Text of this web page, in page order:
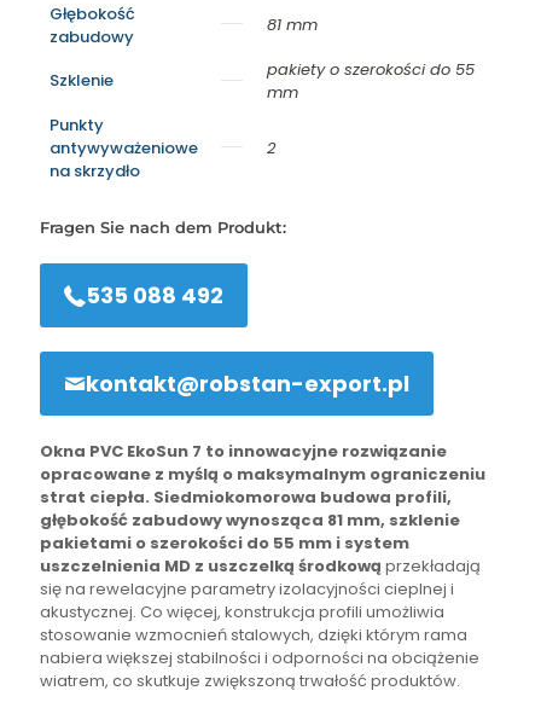
Głębokość
zabudowy
81 mm
Szklenie
pakiety o szerokości do 55
mm
Punkty
antywyważeniowe
na skrzydło
2
Fragen Sie nach dem Produkt:
535 088 492
kontakt@robstan-export.pl
Okna PVC EkoSun 7 to innowacyjne rozwiązanie
opracowane z myślą o maksymalnym ograniczeniu
strat ciepła. Siedmiokomorowa budowa profili,
głębokość zabudowy wynosząca 81 mm, szklenie
pakietami o szerokości do 55 mm i system
uszczelnienia MD z uszczelką środkową przekładają
się na rewelacyjne parametry izolacyjności cieplnej i
akustycznej. Co więcej, konstrukcja profili umożliwia
stosowanie wzmocnień stalowych, dzięki którym rama
nabiera większej stabilności i odporności na obciążenie
wiatrem, co skutkuje zwiększoną trwałość produktów.